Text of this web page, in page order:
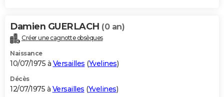
Damien GUERLACH (0 an)
Créer une cagnotte obsèques
Naissance
10/07/1975 à Versailles (Yvelines)
Décès
12/07/1975 à Versailles (Yvelines)